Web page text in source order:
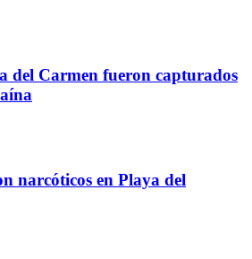
del Carmen fueron capturados
narcóticos en Playa del